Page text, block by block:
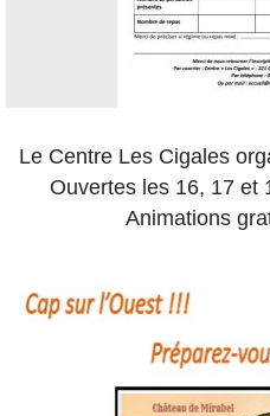
Le Centre Les Cigales
Ouvertes les 16, 17 et
Animations